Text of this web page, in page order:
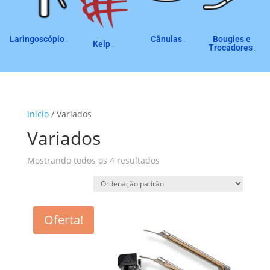
Laringoscópio Kelp Cânulas
Bougies e
Trocadores
Início/ Variados
Variados
Mostrando todos os 4 resultados
Oferta!